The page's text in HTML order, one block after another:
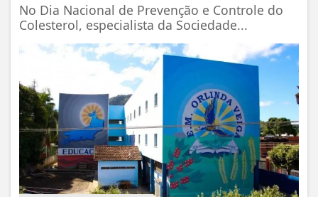
No Dia Nacional de Prevenção e Controle do
Colesterol, especialista da Sociedade...